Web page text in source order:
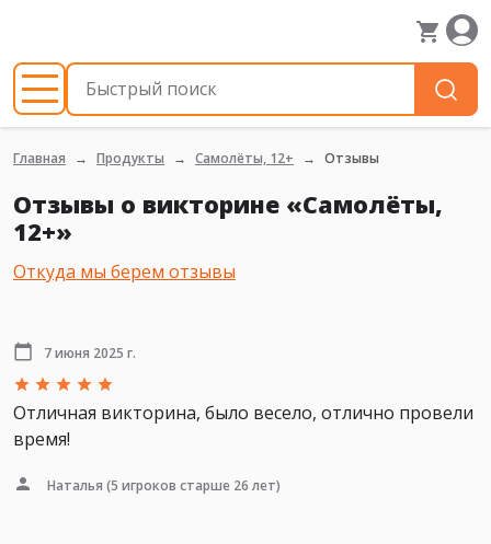
Главная Продукты Самолёты, 12+ Отзывы
Отзывы о викторине «Самолёты,
12+»
Откуда мы берем отзывы
7 июня 2025 г.
Отличная викторина, было весело, отлично провели
время!
Наталья (5 игроков старше 26 лет)